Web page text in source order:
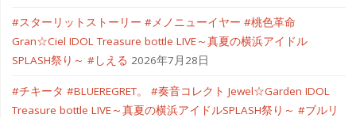
#スターリットストーリー #メノニューイヤー #桃色革命
Gran☆Ciel IDOL Treasure bottle LIVE～真夏の横浜アイドル
SPLASH祭り～ #しえる 2026年7月28日
#チキータ #BLUEREGRET。 #奏音コレクト Jewel☆Garden IDOL
Treasure bottle LIVE～真夏の横浜アイドルSPLASH祭り～ #ブルリ